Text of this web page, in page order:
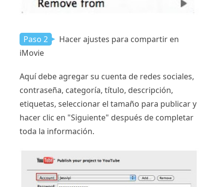
Paso 2
Hacer ajustes para compartir en
iMovie
Aquí debe agregar su cuenta de redes sociales,
contraseña, categoría, título, descripción,
etiquetas, seleccionar el tamaño para publicar y
hacer clic en "Siguiente" después de completar
toda la información.